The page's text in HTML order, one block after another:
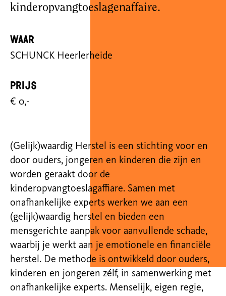
kinderopvangtoeslagenaffaire.
Waar
SCHUNCK Heerlerheide
Prijs
€ 0,-
(Gelijk)waardig Herstel is een stichting voor en
door ouders, jongeren en kinderen die zijn en
worden geraakt door de
kinderopvangtoeslagaffiare. Samen met
onafhankelijke experts werken we aan een
(gelijk)waardig herstel en bieden een
mensgerichte aanpak voor aanvullende schade,
waarbij je werkt aan je emotionele en financiële
herstel. De methode is ontwikkeld door ouders,
kinderen en jongeren zélf, in samenwerking met
onafhankelijke experts. Menselijk, eigen regie,